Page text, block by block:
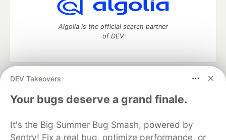
DEV Takeovers
Your bugs deserve a grand finale.
It's the Big Summer Bug Smash, powered by
Sentry! Fix a real bug, optimize performance, or
Algolia is the official search partner
of DEV
DEV Community
— A space to discuss and keep up software
development and manage your software career
Home
DEV Challenges DEV++
Videos
Organization Accounts
DEV Showcase About
Contact
Free Postgres Database
DEV Shop MLH